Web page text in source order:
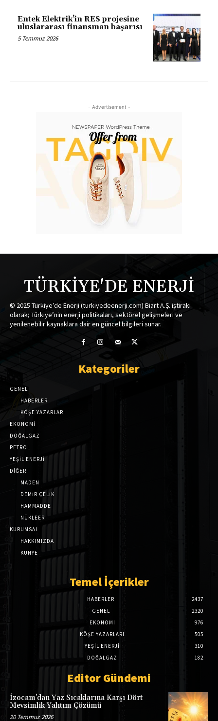
Entek Elektrik’in RES projesine
uluslararası finansman başarısı
5 Temmuz 2026
- Advertisement -
TÜRKİYE'DE ENERJİ
© 2025 Türkiye’de Enerji (turkiyedeenerji.com) Biart A.Ş. iştiraki
olarak; Türkiye’nin enerji politikaları, sektörel gelişmeleri ve
yenilenebilir kaynaklara dair en güncel bilgileri sunar.
Kategoriler
GENEL
HABERLER
KÖŞE YAZARLARI
EKONOMİ
DOĞALGAZ
PETROL
YEŞİL ENERJİ
DİĞER
MADEN
DEMİR ÇELİK
HAMMADDE
NÜKLEER
KURUMSAL
HAKKIMIZDA
KÜNYE
Temel İçerikler
HABERLER
2437
GENEL
2320
EKONOMI
976
KÖŞE YAZARLARI
505
YEŞİL ENERJİ
310
DOĞALGAZ
182
Editor Gündemi
İzocam’dan Yaz Sıcaklarına Karşı Dört
Mevsimlik Yalıtım Çözümü
20 Temmuz 2026